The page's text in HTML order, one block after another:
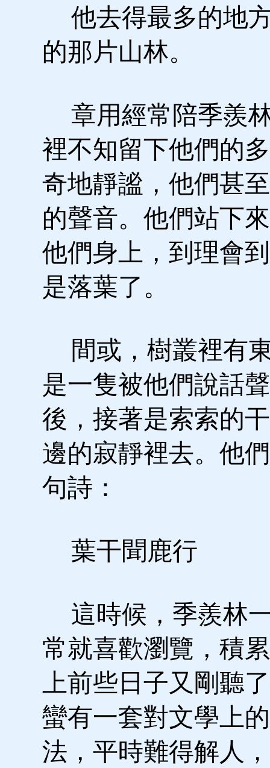
他去得最多的地
的那片山林。
章用經常陪季羨
裡不知留下他們的
奇地靜謐，他們甚
的聲音。他們站下
他們身上，到理會
是落葉了。
間或，樹叢裡有
是一隻被他們說話
後，接著是索索的
邊的寂靜裡去。他
句詩：
葉干聞鹿行
這時候，季羨林
常就喜歡瀏覽，積
上前些日子又剛聽
蠻有一套對文學上
法，平時難得解人